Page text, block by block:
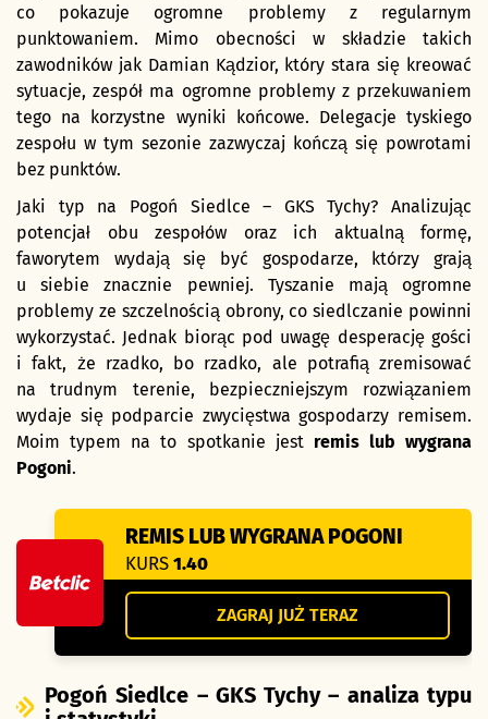
co pokazuje ogromne problemy z regularnym
punktowaniem. Mimo obecności w składzie takich
zawodników jak Damian Kądzior, który stara się kreować
sytuacje, zespół ma ogromne problemy z przekuwaniem
tego na korzystne wyniki końcowe. Delegacje tyskiego
zespołu w tym sezonie zazwyczaj kończą się powrotami
bez punktów.
Jaki typ na Pogoń Siedlce – GKS Tychy? Analizując
potencjał obu zespołów oraz ich aktualną formę,
faworytem wydają się być gospodarze, którzy grają
u siebie znacznie pewniej. Tyszanie mają ogromne
problemy ze szczelnością obrony, co siedlczanie powinni
wykorzystać. Jednak biorąc pod uwagę desperację gości
i fakt, że rzadko, bo rzadko, ale potrafią zremisować
na trudnym terenie, bezpieczniejszym rozwiązaniem
wydaje się podparcie zwycięstwa gospodarzy remisem.
Moim typem na to spotkanie jest remis lub wygrana
Pogoni.
REMIS LUB WYGRANA POGONI
KURS 1.40
ZAGRAJ JUŻ TERAZ
Pogoń Siedlce – GKS Tychy – analiza typu